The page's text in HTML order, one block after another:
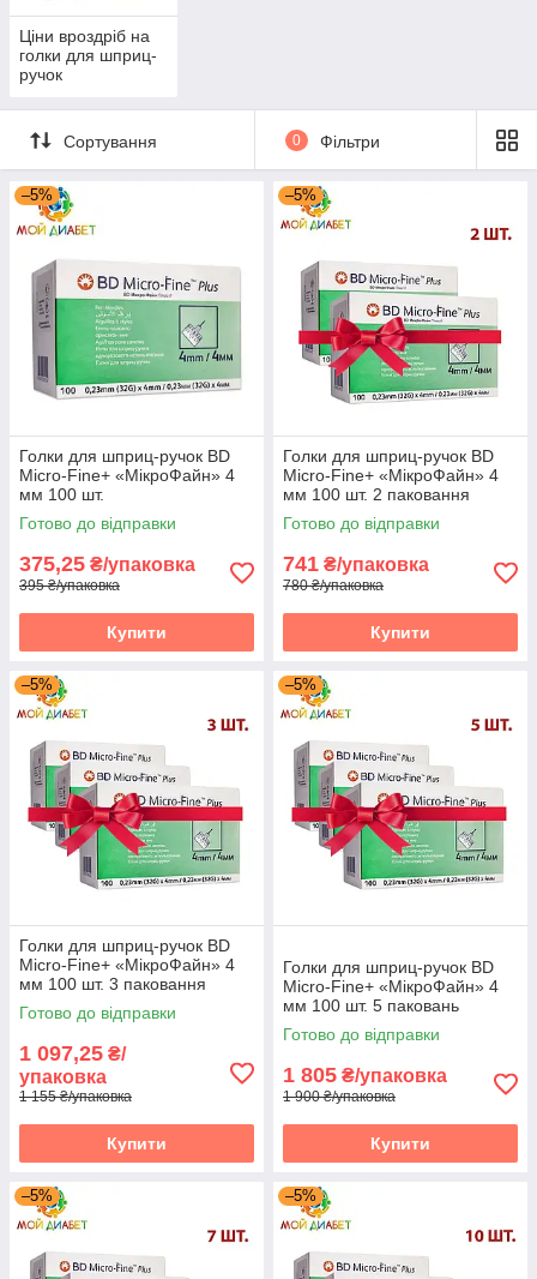
Можуть також відрізнятися по товщині
голки, від стандартних, до ультратонких, які
здебільшого використовуються у дітей.
Вибрати голки для шприц ручок
Найпопулярніші товари з цієї категорії
Голки для шприц-ручок (Акція)
Акційні товари - для такого типу товарів є можливість
купівлі через "Prom Оплата". Безкоштовна доставка
Ціни вроздріб на
голки для шприц-
ручок
Сортування 0 Фільтри
–5%
Голки для шприц-ручок BD
Micro-Fine+ «МікроФайн» 4
мм 100 шт.
Готово до відправки
375,25 ₴/упаковка
395 ₴/упаковка
Купити
–5%
Голки для шприц-ручок BD
Micro-Fine+ «МікроФайн» 4
мм 100 шт. 2 паковання
Готово до відправки
741 ₴/упаковка
780 ₴/упаковка
Купити
–5%
Голки для шприц-ручок BD
Micro-Fine+ «МікроФайн» 4
мм 100 шт. 3 паковання
Готово до відправки
1 097,25 ₴/
упаковка
1 155 ₴/упаковка
Купити
–5%
Голки для шприц-ручок BD
Micro-Fine+ «МікроФайн» 4
мм 100 шт. 5 паковань
Готово до відправки
1 805 ₴/упаковка
1 900 ₴/упаковка
Купити
–5% –5%